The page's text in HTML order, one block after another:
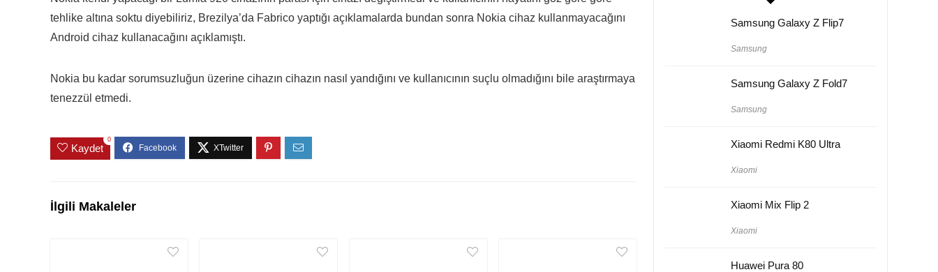
tehlike altına soktu diyebiliriz, Brezilya’da Fabrico yaptığı açıklamalarda bundan sonra Nokia cihaz kullanmayacağını
Android cihaz kullanacağını açıklamıştı.
Nokia bu kadar sorumsuzluğun üzerine cihazın cihazın nasıl yandığını ve kullanıcının suçlu olmadığını bile araştırmaya
tenezzül etmedi.
Kaydet
0
İlgili Makaleler
Samsung Galaxy Z Flip7
Samsung
Samsung Galaxy Z Fold7
Samsung
Xiaomi Redmi K80 Ultra
Xiaomi
Xiaomi Mix Flip 2
Xiaomi
Huawei Pura 80